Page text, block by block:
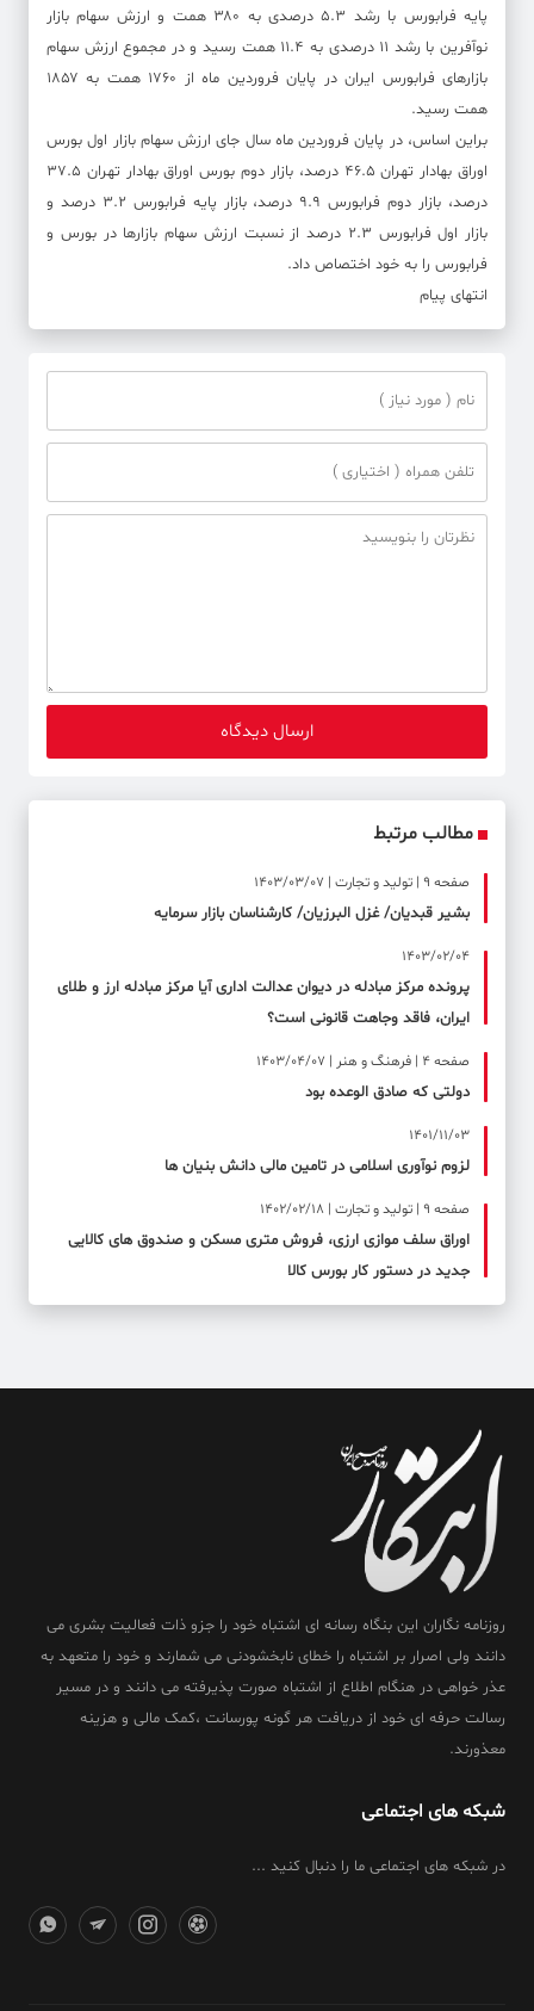
پایه فرابورس با رشد ۵.۳ درصدی به ۳۸۰ همت و ارزش سهام بازار
نوآفرین با رشد ۱۱ درصدی به ۱۱.۴ همت رسید و در مجموع ارزش سهام
بازار‌های فرابورس ایران در پایان فروردین ماه از ۱۷۶۰ همت به ۱۸۵۷
همت رسید.
براین اساس، در پایان فروردین ماه سال جای ارزش سهام بازار اول بورس
اوراق بهادار تهران ۴۶.۵ درصد، بازار دوم بورس اوراق بهادار تهران ۳۷.۵
درصد، بازار دوم فرابورس ۹.۹ درصد، بازار پایه فرابورس ۳.۲ درصد و
بازار اول فرابورس ۲.۳ درصد از نسبت ارزش سهام بازار‌ها در بورس و
فرابورس را به خود اختصاص داد.
انتهای پیام
مطالب مرتبط
صفحه ۹ | تولید و تجارت | 1403/03/07
بشیر قبدیان/ غزل البرزیان/ کارشناسان بازار سرمایه
1403/02/04
پرونده مرکز مبادله در دیوان عدالت اداری آیا مرکز مبادله ارز و طلای
ایران، فاقد وجاهت قانونی است؟
صفحه ۴ | فرهنگ و هنر | 1403/04/07
دولتی که صادق الوعده بود
1401/11/03
لزوم نوآوری اسلامی در تامین مالی دانش بنیان ها
صفحه ۹ | تولید و تجارت | 1402/02/18
اوراق سلف موازی ارزی، فروش متری مسکن و صندوق های کالایی
جدید در دستور کار بورس کالا
روزنامه نگاران این بنگاه رسانه ای اشتباه خود را جزو ذات فعالیت بشری می
دانند ولی اصرار بر اشتباه را خطای نابخشودنی می شمارند و خود را متعهد به
عذر خواهی در هنگام اطلاع از اشتباه صورت پذیرفته می دانند و در مسیر
رسالت حرفه ای خود از دریافت هر گونه پورسانت ،کمک مالی و هزینه
معذورند.
شبکه های اجتماعی
در شبکه های اجتماعی ما را دنبال کنید ...